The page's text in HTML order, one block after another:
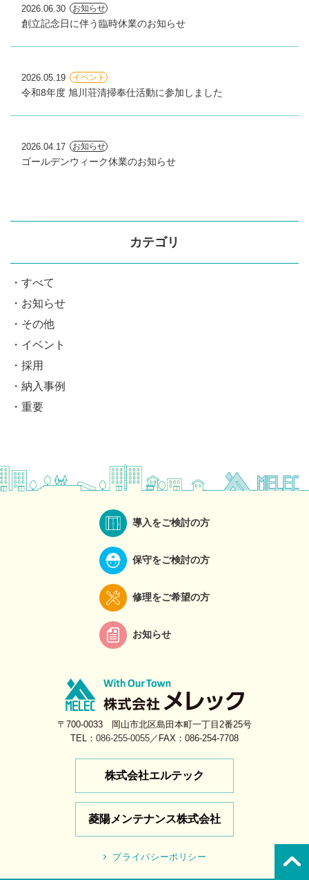
2026.06.30 お知らせ
創立記念日に伴う臨時休業のお知らせ
2026.05.19 イベント
令和8年度 旭川荘清掃奉仕活動に参加しました
2026.04.17 お知らせ
ゴールデンウィーク休業のお知らせ
カテゴリ
すべて
お知らせ
その他
イベント
採用
納入事例
重要
導入をご検討の方
保守をご検討の方
修理をご希望の方
お知らせ
〒700-0033 岡山市北区島田本町一丁目2番25号
TEL： 086-255-0055 ／FAX：086-254-7708
株式会社エルテック
菱陽メンテナンス株式会社
プライバシーポリシー